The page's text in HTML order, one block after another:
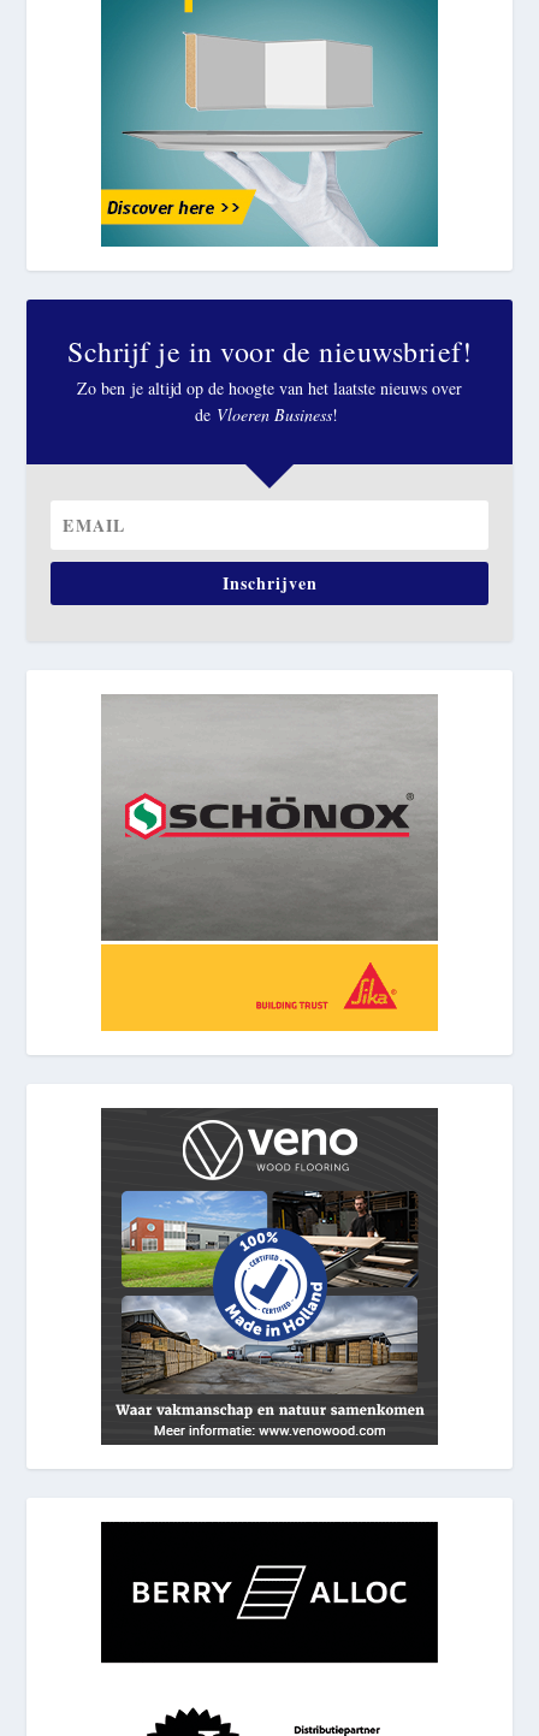
Schrijf je in voor de nieuwsbrief!
Zo ben je altijd op de hoogte van het laatste nieuws over
de Vloeren Business!
Inschrijven